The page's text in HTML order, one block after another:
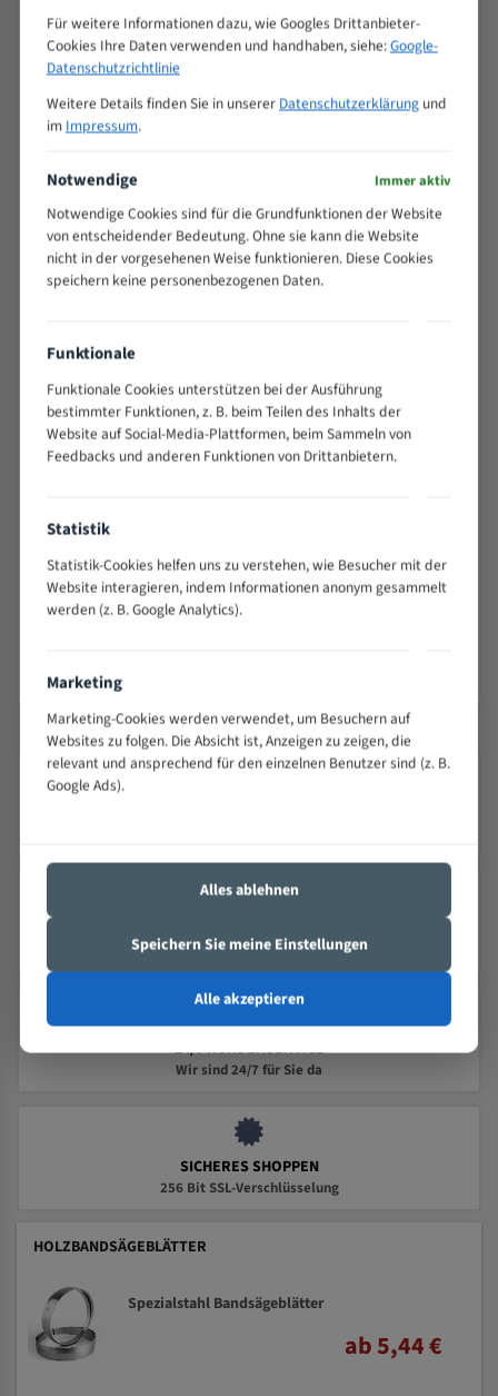
Hersteller
Arend Sägetech e.K.
Anschrift
Am Autohof 2, 73037 Göppingen, Deutschland
E-Mail
info@saegemarkt.de
Sicherheits- und Warnhinweise
Extrem scharfe Schneidzähne – es besteht
Schnittverletzungsgefahr. Handhabung, Transport und
Montage und Wechsel des Sägebandes ausschließlich bei
durchführen.
Beim Betrieb Schutzbrille und Gehörschutz tragen; keine
lose Kleidung, Schmuck oder Handschuhe im Bereich des
Bandsägemaschinen und im angegebenen Maß- bzw.
Drehzahlbereich einsetzen.
Beschädigte, gerissene, verschlissene oder überhitzte
Sägebänder nicht verwenden.
Seit 2000 – Über 25 Jahre Erfahrung
24/7 KUNDENSERVICE
Wir sind 24/7 für Sie da
SICHERES SHOPPEN
256 Bit SSL-Verschlüsselung
HOLZBANDSÄGEBLÄTTER
Spezialstahl Bandsägeblätter
ab 5,44 €
Für weitere Informationen dazu, wie Googles Drittanbieter-
Cookies Ihre Daten verwenden und handhaben, siehe:Google-
Datenschutzrichtlinie
Weitere Details finden Sie in unserer Datenschutzerklärungund
im Impressum.
Notwendige Immer aktiv
Notwendige Cookies sind für die Grundfunktionen der Website
von entscheidender Bedeutung. Ohne sie kann die Website
nicht in der vorgesehenen Weise funktionieren. Diese Cookies
speichern keine personenbezogenen Daten.
Funktionale
Funktionale Cookies unterstützen bei der Ausführung
bestimmter Funktionen, z. B. beim Teilen des Inhalts der
Website auf Social-Media-Plattformen, beim Sammeln von
Feedbacks und anderen Funktionen von Drittanbietern.
Statistik
Statistik-Cookies helfen uns zu verstehen, wie Besucher mit der
Website interagieren, indem Informationen anonym gesammelt
werden (z. B. Google Analytics).
Marketing
Marketing-Cookies werden verwendet, um Besuchern auf
Websites zu folgen. Die Absicht ist, Anzeigen zu zeigen, die
relevant und ansprechend für den einzelnen Benutzer sind (z. B.
Google Ads).
Alles ablehnen
Speichern Sie meine Einstellungen
Alle akzeptieren